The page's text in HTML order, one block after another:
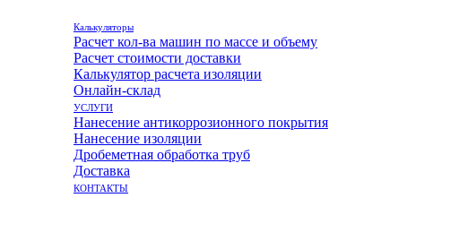
Калькуляторы
Расчет кол-ва машин по массе и объему
Расчет стоимости доставки
Калькулятор расчета изоляции
Онлайн-склад
УСЛУГИ
Нанесение антикоррозионного покрытия
Нанесение изоляции
Дробеметная обработка труб
Доставка
КОНТАКТЫ